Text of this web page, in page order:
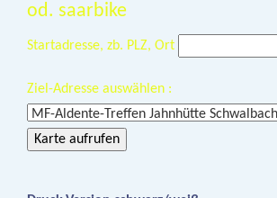
od. saarbike
Startadresse, zb. PLZ, Ort
Ziel-Adresse auswählen :
Karte aufrufen